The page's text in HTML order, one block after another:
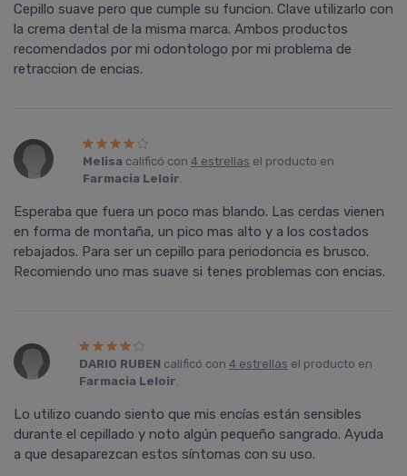
Cepillo suave pero que cumple su funcion. Clave utilizarlo con
la crema dental de la misma marca. Ambos productos
recomendados por mi odontologo por mi problema de
retraccion de encias.
Melisa calificó con 4 estrellas el producto en
Farmacia Leloir.
Esperaba que fuera un poco mas blando. Las cerdas vienen
en forma de montaña, un pico mas alto y a los costados
rebajados. Para ser un cepillo para periodoncia es brusco.
Recomiendo uno mas suave si tenes problemas con encias.
DARIO RUBEN calificó con 4 estrellas el producto en
Farmacia Leloir.
Lo utilizo cuando siento que mis encí­as están sensibles
durante el cepillado y noto algún pequeño sangrado. Ayuda
a que desaparezcan estos sí­ntomas con su uso.